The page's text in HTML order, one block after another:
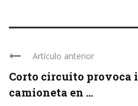
Artículo anterior
Corto circuito provoca
camioneta en ...